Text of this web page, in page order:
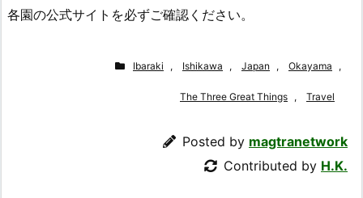
各園の公式サイトを必ずご確認ください。
Ibaraki , Ishikawa , Japan , Okayama ,
The Three Great Things , Travel
Posted by magtranetwork
Contributed by H.K.